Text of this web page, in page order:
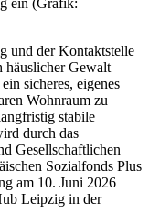
und der Kontaktstelle
häuslicher Gewalt
sicheres, eigenes
Wohnraum zu
stabile
durch das
Gesellschaftlichen
Sozialfonds Plus
am 10. Juni 2026
Leipzig in der